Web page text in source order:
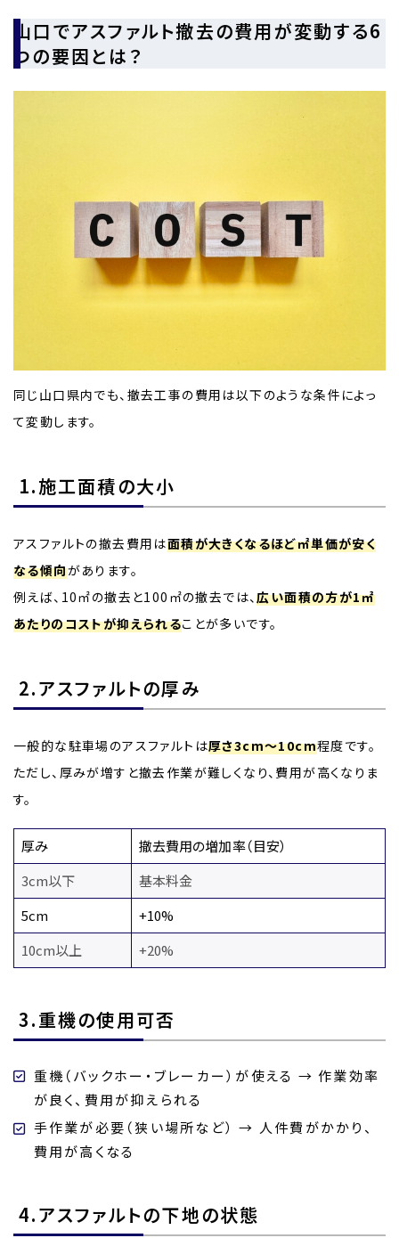
山口でアスファルト撤去の費用が変動する6
つの要因とは？
同じ山口県内でも、撤去工事の費用は以下のような条件によっ
て変動します。
1.施工面積の大小
アスファルトの撤去費用は面積が大きくなるほど㎡単価が安く
なる傾向があります。
例えば、10㎡の撤去と100㎡の撤去では、広い面積の方が1㎡
あたりのコストが抑えられることが多いです。
2.アスファルトの厚み
一般的な駐車場のアスファルトは厚さ3cm～10cm程度です。
ただし、厚みが増すと撤去作業が難しくなり、費用が高くなりま
す。
厚み
撤去費用の増加率（目安）
3cm以下
基本料金
5cm
+10%
10cm以上
+20%
3.重機の使用可否
重機（バックホー・ブレーカー）が使える → 作業効率
が良く、費用が抑えられる
手作業が必要（狭い場所など） → 人件費がかかり、
費用が高くなる
4.アスファルトの下地の状態